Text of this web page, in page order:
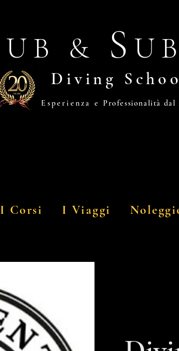
UB & S
Diving
Esperienza e Professionalità dal
I Corsi I Viaggi